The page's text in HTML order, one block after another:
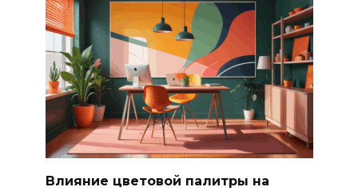
Влияние цветовой палитры на